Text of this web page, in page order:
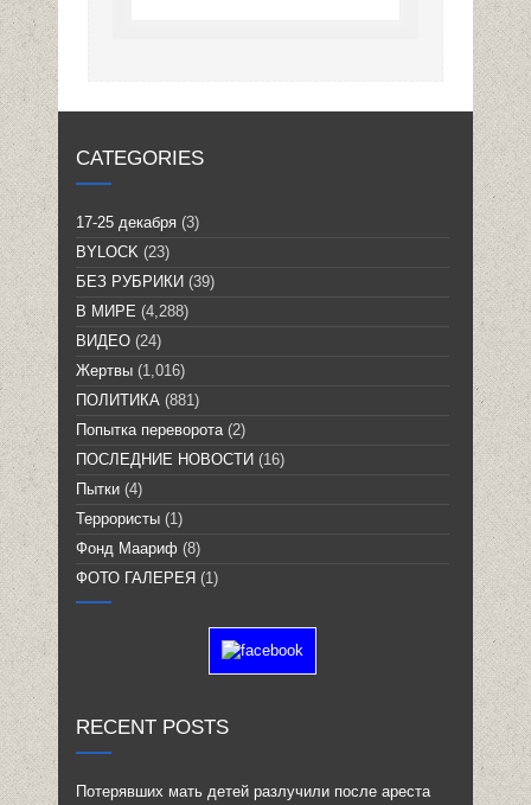
CATEGORIES
17-25 декабря (3)
BYLOCK (23)
БЕЗ РУБРИКИ (39)
В МИРЕ (4,288)
ВИДЕО (24)
Жертвы (1,016)
ПОЛИТИКА (881)
Попытка переворота(2)
ПОСЛЕДНИЕ НОВОСТИ (16)
Пытки (4)
Террористы (1)
Фонд Маариф (8)
ФОТО ГАЛЕРЕЯ (1)
RECENT POSTS
Потерявших мать детей разлучили после ареста